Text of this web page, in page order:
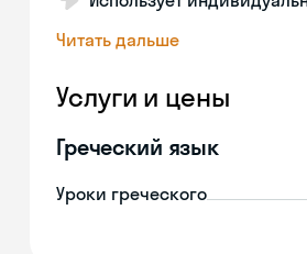
Читать дальше
Услуги и цены
Греческий язык
Уроки греческого